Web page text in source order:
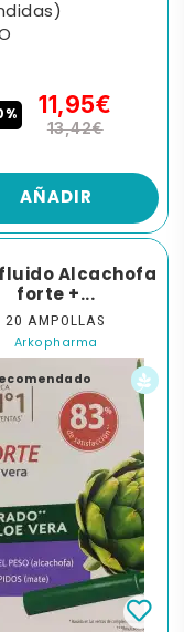
11,95€
13,42€
AÑADIR
Alcachofa
forte +...
20 AMPOLLAS
Arkopharma